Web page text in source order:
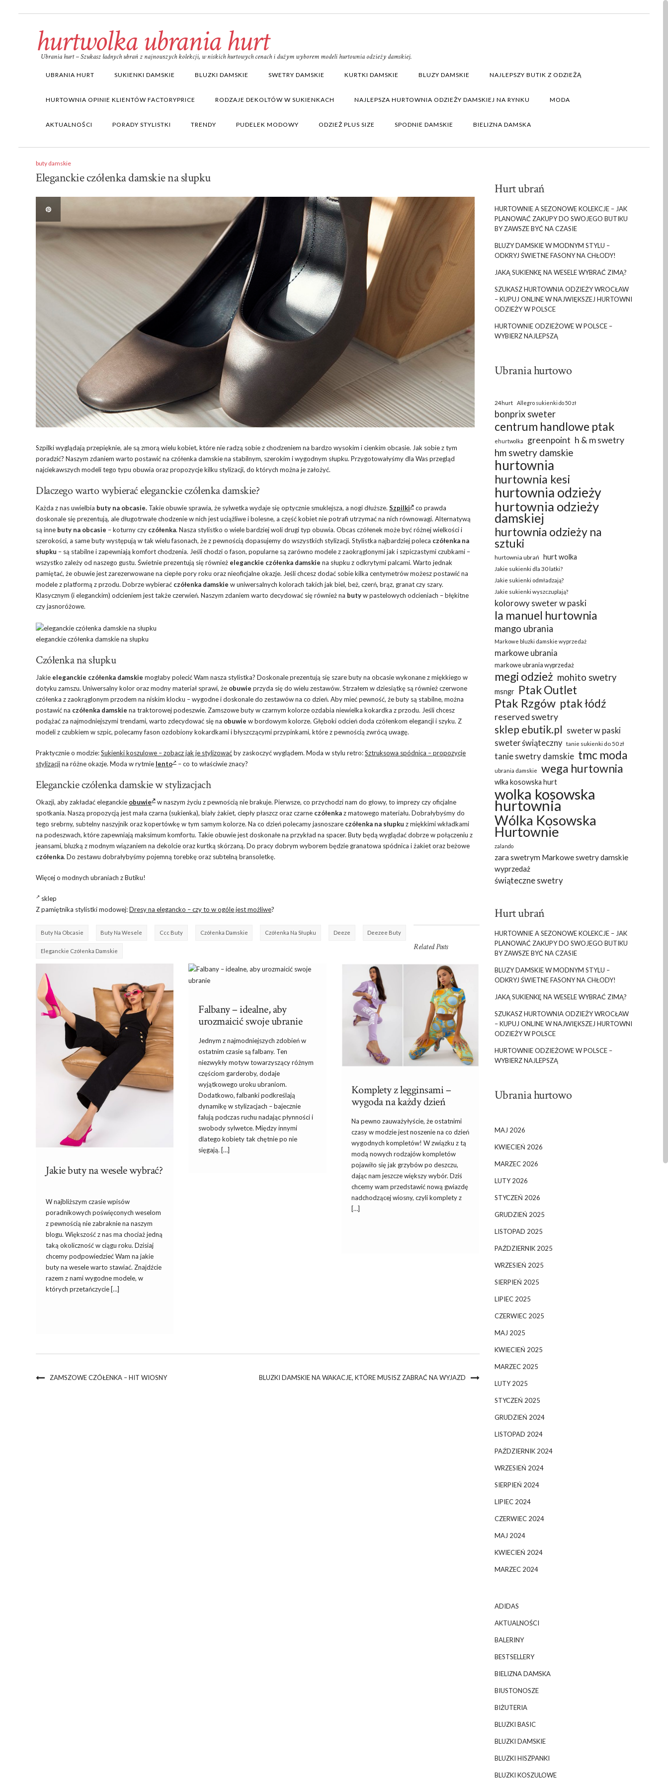
hurtwolka ubrania hurt
Ubrania hurt – Szukasz ładnych ubrań z najnowszych kolekcji, w niskich hurtowych cenach i dużym wyborem modeli hurtownia odzieży damskiej.
UBRANIA HURT SUKIENKI DAMSKIE BLUZKI DAMSKIE SWETRY DAMSKIE KURTKI DAMSKIE BLUZY DAMSKIE NAJLEPSZY BUTIK Z ODZIEŻĄ
HURTOWNIA OPINIE KLIENTÓW FACTORYPRICE RODZAJE DEKOLTÓW W SUKIENKACH NAJLEPSZA HURTOWNIA ODZIEŻY DAMSKIEJ NA RYNKU MODA
AKTUALNOŚCI PORADY STYLISTKI TRENDY PUDELEK MODOWY ODZIEŻ PLUS SIZE SPODNIE DAMSKIE BIELIZNA DAMSKA
buty damskie
Eleganckie czółenka damskie na słupku
Szpilki wyglądają przepięknie, ale są zmorą wielu kobiet, które nie radzą sobie z chodzeniem na bardzo wysokim i cienkim obcasie. Jak sobie z tym
poradzić? Naszym zdaniem warto postawić na czółenka damskie na stabilnym, szerokim i wygodnym słupku. Przygotowałyśmy dla Was przegląd
najciekawszych modeli tego typu obuwia oraz propozycje kilku stylizacji, do których można je założyć.
Dlaczego warto wybierać eleganckie czółenka damskie?
Każda z nas uwielbia buty na obcasie. Takie obuwie sprawia, że sylwetka wydaje się optycznie smuklejsza, a nogi dłuższe. Szpilki
co prawda
doskonale się prezentują, ale długotrwałe chodzenie w nich jest uciążliwe i bolesne, a część kobiet nie potrafi utrzymać na nich równowagi. Alternatywą
są inne buty na obcasie – koturny czy czółenka. Nasza stylistko o wiele bardziej woli drugi typ obuwia. Obcas czółenek może być różnej wielkości i
szerokości, a same buty występują w tak wielu fasonach, że z pewnością dopasujemy do wszystkich stylizacji. Stylistka najbardziej poleca czółenka na
słupku – są stabilne i zapewniają komfort chodzenia. Jeśli chodzi o fason, popularne są zarówno modele z zaokrąglonymi jak i szpiczastymi czubkami –
wszystko zależy od naszego gustu. Świetnie prezentują się również eleganckie czółenka damskie na słupku z odkrytymi palcami. Warto jednak
pamiętać, że obuwie jest zarezerwowane na ciepłe pory roku oraz nieoficjalne okazje. Jeśli chcesz dodać sobie kilka centymetrów możesz postawić na
modele z platformą z przodu. Dobrze wybierać czółenka damskie w uniwersalnych kolorach takich jak biel, beż, czerń, brąz, granat czy szary.
Klasycznym (i eleganckim) odcieniem jest także czerwień. Naszym zdaniem warto decydować się również na butyw pastelowych odcieniach – błękitne
czy jasnoróżowe.
eleganckie czółenka damskie na słupku
Czółenka na słupku
Jakie eleganckie czółenka damskie mogłaby polecić Wam nasza stylistka? Doskonale prezentują się szare buty na obcasie wykonane z miękkiego w
dotyku zamszu. Uniwersalny kolor oraz modny materiał sprawi, że obuwie przyda się do wielu zestawów. Strzałem w dziesiątkę są również czerwone
czółenka z zaokrąglonym przodem na niskim klocku – wygodne i doskonale do zestawów na co dzień. Aby mieć pewność, że buty są stabilne, można
postawić na czółenka damskie na traktorowej podeszwie. Zamszowe buty w czarnym kolorze ozdabia niewielka kokardka z przodu. Jeśli chcesz
podążać za najmodniejszymi trendami, warto zdecydować się na obuwie w bordowym kolorze. Głęboki odcień doda czółenkom elegancji i szyku. Z
modeli z czubkiem w szpic, polecamy fason ozdobiony kokardkami i błyszczącymi przypinkami, które z pewnością zwrócą uwagę.
Praktycznie o modzie:Sukienki koszulowe – zobacz jak je stylizowaćby zaskoczyć wyglądem. Moda w stylu retro:Sztruksowa spódnica – propozycje
stylizacjina różne okazje. Moda w rytmie lento – co to właściwie znacy?
Eleganckie czółenka damskie w stylizacjach
Okazji, aby zakładać eleganckie obuwie
w naszym życiu z pewnością nie brakuje. Pierwsze, co przychodzi nam do głowy, to imprezy czy oficjalne
spotkania. Naszą propozycją jest mała czarna (sukienka), biały żakiet, ciepły płaszcz oraz czarne czółenkaz matowego materiału. Dobrałybyśmy do
tego srebrny, subtelny naszyjnik oraz kopertówkę w tym samym kolorze. Na co dzień polecamy jasnoszare czółenka na słupku z miękkimi wkładkami
na podeszwach, które zapewniają maksimum komfortu. Takie obuwie jest doskonałe na przykład na spacer. Buty będą wyglądać dobrze w połączeniu z
jeansami, bluzką z modnym wiązaniem na dekolcie oraz kurtką skórzaną. Do pracy dobrym wyborem będzie granatowa spódnica i żakiet oraz beżowe
czółenka. Do zestawu dobrałybyśmy pojemną torebkę oraz subtelną bransoletkę.
Więcej o modnych ubraniach z Butiku!
sklep
Z pamiętnika stylistki modowej:Dresy na elegancko – czy to w ogóle jest możliwe?
Buty Na Obcasie Buty Na Wesele Ccc Buty Czółenka Damskie Czółenka Na Słupku Deeze Deezee Buty
Eleganckie Czółenka Damskie Related Posts
Jakie buty na wesele wybrać?
W najbliższym czasie wpisów
poradnikowych poświęconych weselom
z pewnością nie zabraknie na naszym
blogu. Większość z nas ma chociaż jedną
taką okoliczność w ciągu roku. Dzisiaj
chcemy podpowiedzieć Wam na jakie
buty na wesele warto stawiać. Znajdźcie
razem z nami wygodne modele, w
których przetańczycie […]
Falbany – idealne, aby
urozmaicić swoje ubranie
Jednym z najmodniejszych zdobień w
ostatnim czasie są falbany. Ten
niezwykły motyw towarzyszący różnym
częściom garderoby, dodaje
wyjątkowego uroku ubraniom.
Dodatkowo, falbanki podkreślają
dynamikę w stylizacjach – bajecznie
falują podczas ruchu nadając płynności i
swobody sylwetce. Między innymi
dlatego kobiety tak chętnie po nie
sięgają. […]
Komplety z legginsami –
wygoda na każdy dzień
Na pewno zauważyłyście, że ostatnimi
czasy w modzie jest noszenie na co dzień
wygodnych kompletów! W związku z tą
modą nowych rodzajów kompletów
pojawiło się jak grzybów po deszczu,
dając nam jeszcze większy wybór. Dziś
chcemy wam przedstawić nową gwiazdę
nadchodzącej wiosny, czyli komplety z
[…]
ZAMSZOWE CZÓŁENKA – HIT WIOSNY BLUZKI DAMSKIE NA WAKACJE, KTÓRE MUSISZ ZABRAĆ NA WYJAZD
Hurt ubrań
HURTOWNIE A SEZONOWE KOLEKCJE – JAK
PLANOWAĆ ZAKUPY DO SWOJEGO BUTIKU
BY ZAWSZE BYĆ NA CZASIE
BLUZY DAMSKIE W MODNYM STYLU –
ODKRYJ ŚWIETNE FASONY NA CHŁODY!
JAKĄ SUKIENKĘ NA WESELE WYBRAĆ ZIMĄ?
SZUKASZ HURTOWNIA ODZIEŻY WROCŁAW
– KUPUJ ONLINE W NAJWIĘKSZEJ HURTOWNI
ODZIEŻY W POLSCE
HURTOWNIE ODZIEŻOWE W POLSCE –
WYBIERZ NAJLEPSZĄ
Ubrania hurtowo
24hurt Allegro sukienki do 50 zł
bonprix sweter
centrum handlowe ptak
ehurtwolka greenpoint h & m swetry
hm swetry damskie
hurtownia
hurtownia kesi
hurtownia odzieży
hurtownia odzieży
damskiej
hurtownia odzieży na
sztuki
hurtownia ubrań hurt wolka
Jakie sukienki dla 30 latki?
Jakie sukienki odmładzają?
Jakie sukienki wyszczuplają?
kolorowy sweter w paski
la manuel hurtownia
mango ubrania
Markowe bluzki damskie wyprzedaż
markowe ubrania
markowe ubrania wyprzedaż
megi odzież mohito swetry
msngr Ptak Outlet
Ptak Rzgów ptak łódź
reserved swetry
sklep ebutik.pl sweter w paski
sweter świąteczny
tanie sukienki do 50 zł
tanie swetry damskie tmc moda
ubrania damskie wega hurtownia
wlka kosowska hurt
wolka kosowska
hurtownia
Wólka Kosowska
Hurtownie
zalando
zara swetrym Markowe swetry damskie
wyprzedaż
świąteczne swetry
Hurt ubrań
HURTOWNIE A SEZONOWE KOLEKCJE – JAK
PLANOWAĆ ZAKUPY DO SWOJEGO BUTIKU
BY ZAWSZE BYĆ NA CZASIE
BLUZY DAMSKIE W MODNYM STYLU –
ODKRYJ ŚWIETNE FASONY NA CHŁODY!
JAKĄ SUKIENKĘ NA WESELE WYBRAĆ ZIMĄ?
SZUKASZ HURTOWNIA ODZIEŻY WROCŁAW
– KUPUJ ONLINE W NAJWIĘKSZEJ HURTOWNI
ODZIEŻY W POLSCE
HURTOWNIE ODZIEŻOWE W POLSCE –
WYBIERZ NAJLEPSZĄ
Ubrania hurtowo
MAJ 2026
KWIECIEŃ 2026
MARZEC 2026
LUTY 2026
STYCZEŃ 2026
GRUDZIEŃ 2025
LISTOPAD 2025
PAŹDZIERNIK 2025
WRZESIEŃ 2025
SIERPIEŃ 2025
LIPIEC 2025
CZERWIEC 2025
MAJ 2025
KWIECIEŃ 2025
MARZEC 2025
LUTY 2025
STYCZEŃ 2025
GRUDZIEŃ 2024
LISTOPAD 2024
PAŹDZIERNIK 2024
WRZESIEŃ 2024
SIERPIEŃ 2024
LIPIEC 2024
CZERWIEC 2024
MAJ 2024
KWIECIEŃ 2024
MARZEC 2024
ADIDAS
AKTUALNOŚCI
BALERINY
BESTSELLERY
BIELIZNA DAMSKA
BIUSTONOSZE
BIŻUTERIA
BLUZKI BASIC
BLUZKI DAMSKIE
BLUZKI HISZPANKI
BLUZKI KOSZULOWE